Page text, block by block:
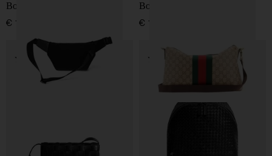
Borsa a cintura logo
€ 190,00
Borsa a spalla GG Web
€ 1.500,00